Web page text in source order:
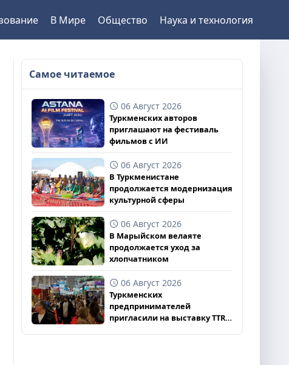
В Мире Общество Наука и технология
Самое читаемое
06 Август 2026
Туркменских авторов
приглашают на фестиваль
фильмов с ИИ
06 Август 2026
В Туркменистане
продолжается модернизация
культурной сферы
06 Август 2026
В Марыйском велаяте
продолжается уход за
хлопчатником
06 Август 2026
Туркменских
предпринимателей
пригласили на выставку TTR